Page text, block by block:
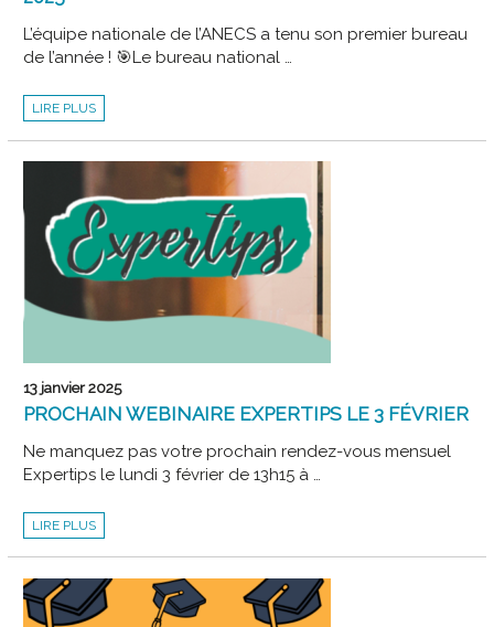
L’équipe nationale de l’ANECS a tenu son premier bureau
de l’année ! 🎯Le bureau national …
PREMIÈRE
RÉUNION
BUREAU
LIRE PLUS
13 janvier 2025
PROCHAIN WEBINAIRE EXPERTIPS LE 3 FÉVRIER
Ne manquez pas votre prochain rendez-vous mensuel
Expertips le lundi 3 février de 13h15 à …
PROCHAIN
WEBINAIRE
LE
FÉVRIER
LIRE PLUS